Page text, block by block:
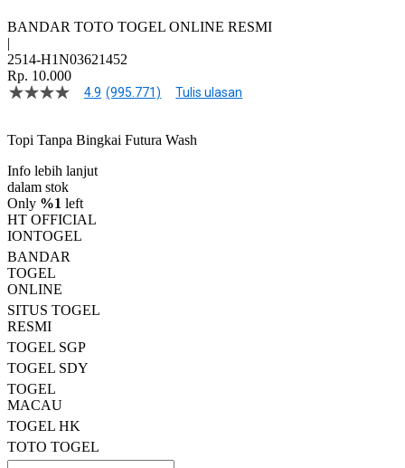
BANDAR TOTO TOGEL ONLINE RESMI
|
2514-H1N03621452
Rp. 10.000
4.9
bintang,
rating
rata-
rata.
Read
13
Reviews.
Tautan
halaman
yang
sama.
4.9 (995.771) Tulis ulasan
Topi Tanpa Bingkai Futura Wash
Info lebih lanjut
dalam stok
Only %1 left
HT OFFICIAL
IONTOGEL
BANDAR
TOGEL
ONLINE
SITUS TOGEL
RESMI
TOGEL SGP
TOGEL SDY
TOGEL
MACAU
TOGEL HK
TOTO TOGEL